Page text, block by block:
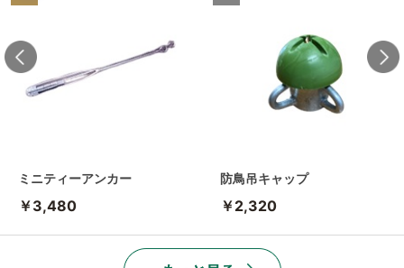
ミニティーアンカー
￥3,480
防鳥吊キャップ
￥2,320